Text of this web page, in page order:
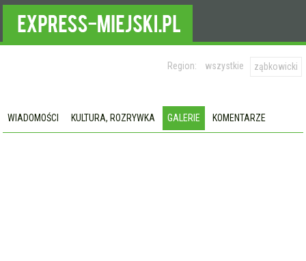
Region: wszystkie ząbkowicki
WIADOMOŚCI KULTURA, ROZRYWKA GALERIE KOMENTARZE